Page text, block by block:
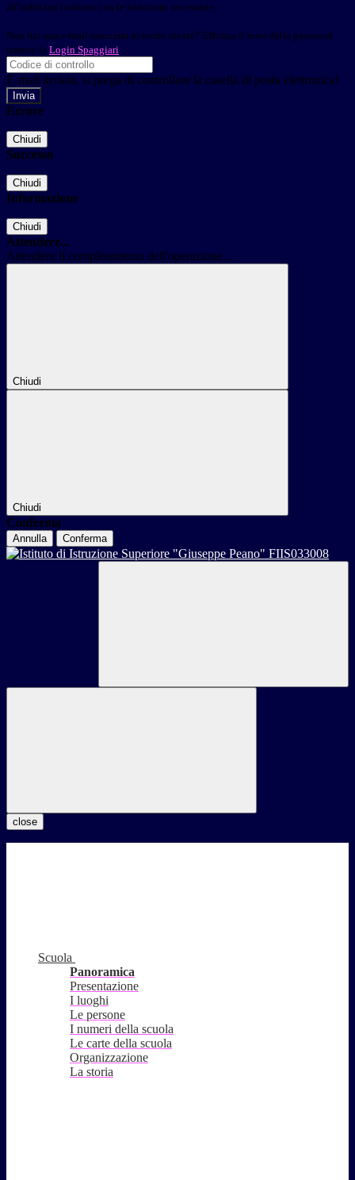
all'indirizzo indicato con le istruzioni necessarie.
Non hai una e-mail associata al nome utente? Effettua il reset della password
tramite la Login Spaggiari
E-mail inviata, si prega di controllare la casella di posta elettronica!
Errore
Chiudi
Successo
Chiudi
Informazione
Chiudi
Attendere...
Attendere il completamento dell'operazione...
Chiudi
Chiudi
Conferma
Annulla Conferma
close
Scuola
Panoramica
Presentazione
I luoghi
Le persone
I numeri della scuola
Le carte della scuola
Organizzazione
La storia